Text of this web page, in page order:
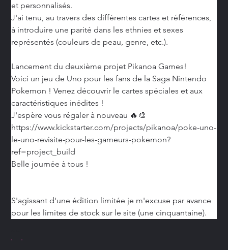
et personnalisés.
J'ai tenu, au travers des différentes cartes et références,
à introduire une parité dans les ethnies et sexes
représentés (couleurs de peau, genre, etc.).
Lancement du deuxième projet Pikanoa Games!
Voici un jeu de Uno pour les fans de la Saga Nintendo
Pokemon ! Venez découvrir le cartes spéciales et aux
caractéristiques inédites !
J'espère vous régaler à nouveau 🔥🎨
https://www.kickstarter.com/projects/pikanoa/poke-uno-
le-uno-revisite-pour-les-gameurs-pokemon?
ref=project_build
Belle journée à tous !
S'agissant d'une édition limitée je m'excuse par avance
pour les limites de stock sur le site (une cinquantaine).